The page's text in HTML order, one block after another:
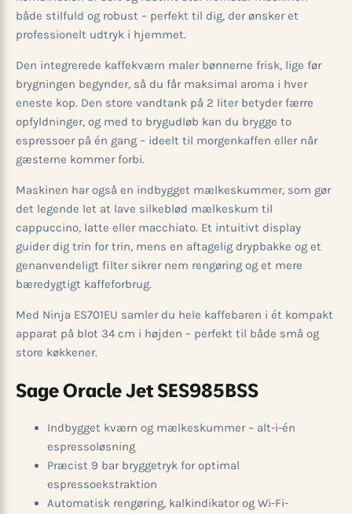
både stilfuld og robust – perfekt til dig, der ønsker et
professionelt udtryk i hjemmet.
Den integrerede kaffekværn maler bønnerne frisk, lige før
brygningen begynder, så du får maksimal aroma i hver
eneste kop. Den store vandtank på 2 liter betyder færre
opfyldninger, og med to brygudløb kan du brygge to
espressoer på én gang – ideelt til morgenkaffen eller når
gæsterne kommer forbi.
Maskinen har også en indbygget mælkeskummer, som gør
det legende let at lave silkeblød mælkeskum til
cappuccino, latte eller macchiato. Et intuitivt display
guider dig trin for trin, mens en aftagelig drypbakke og et
genanvendeligt filter sikrer nem rengøring og et mere
bæredygtigt kaffeforbrug.
Med Ninja ES701EU samler du hele kaffebaren i ét kompakt
apparat på blot 34 cm i højden – perfekt til både små og
store køkkener.
Sage Oracle Jet SES985BSS
Indbygget kværn og mælkeskummer – alt-i-én
espressoløsning
Præcist 9 bar bryggetryk for optimal
espressoekstraktion
Automatisk rengøring, kalkindikator og Wi-Fi-